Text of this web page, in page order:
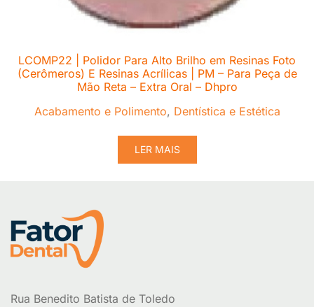
LCOMP22 | Polidor Para Alto Brilho em Resinas Foto
(Cerômeros) E Resinas Acrílicas | PM – Para Peça de
Mão Reta – Extra Oral – Dhpro
Acabamento e Polimento, Dentística e Estética
LER MAIS
Rua Benedito Batista de Toledo